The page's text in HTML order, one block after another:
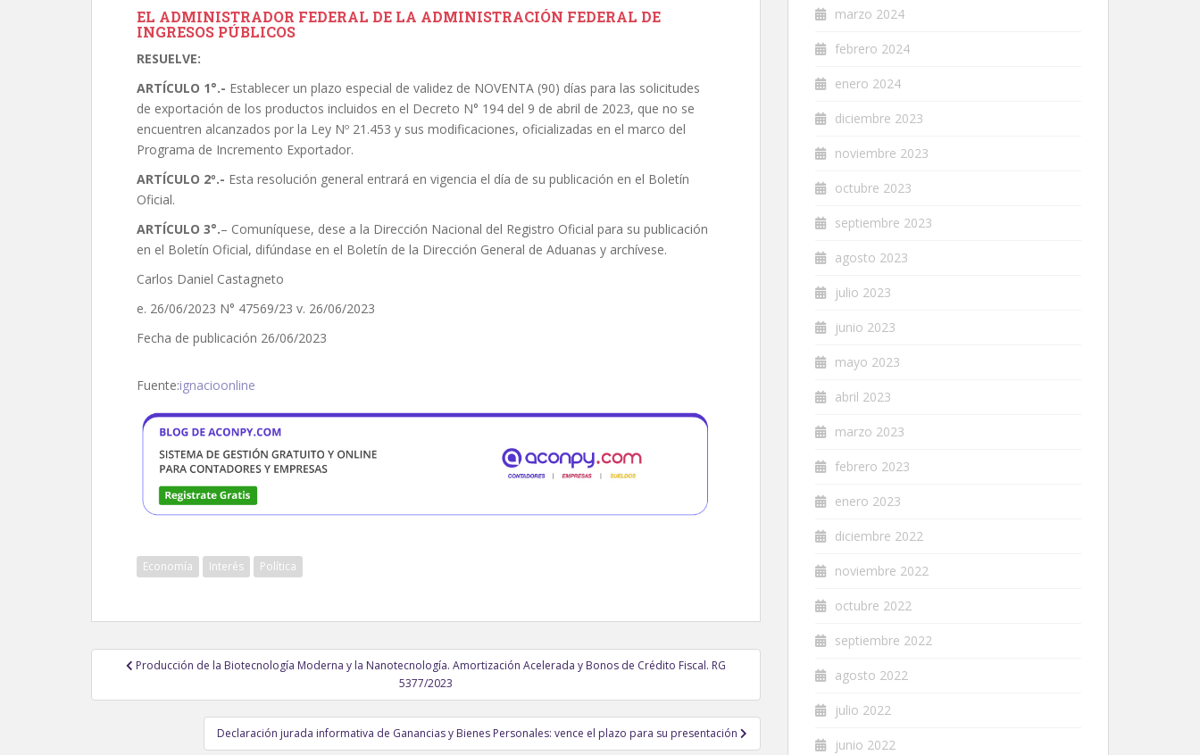
EL ADMINISTRADOR FEDERAL DE LA ADMINISTRACIÓN FEDERAL DE
INGRESOS PÚBLICOS
RESUELVE:
ARTÍCULO 1°.- Establecer un plazo especial de validez de NOVENTA (90) días para las solicitudes
de exportación de los productos incluidos en el Decreto N° 194 del 9 de abril de 2023, que no se
encuentren alcanzados por la Ley Nº 21.453 y sus modificaciones, oficializadas en el marco del
Programa de Incremento Exportador.
ARTÍCULO 2º.- Esta resolución general entrará en vigencia el día de su publicación en el Boletín
Oficial.
ARTÍCULO 3°.– Comuníquese, dese a la Dirección Nacional del Registro Oficial para su publicación
en el Boletín Oficial, difúndase en el Boletín de la Dirección General de Aduanas y archívese.
Carlos Daniel Castagneto
e. 26/06/2023 N° 47569/23 v. 26/06/2023
Fecha de publicación 26/06/2023
Fuente:ignacioonline
Economía Interés Política
Navegación
entradas
Producción de la Biotecnología Moderna y la Nanotecnología. Amortización Acelerada y Bonos de Crédito Fiscal. RG
5377/2023
Declaración jurada informativa de Ganancias y Bienes Personales: vence el plazo para su presentación
marzo 2024
febrero 2024
enero 2024
diciembre 2023
noviembre 2023
octubre 2023
septiembre 2023
agosto 2023
julio 2023
junio 2023
mayo 2023
abril 2023
marzo 2023
febrero 2023
enero 2023
diciembre 2022
noviembre 2022
octubre 2022
septiembre 2022
agosto 2022
julio 2022
junio 2022